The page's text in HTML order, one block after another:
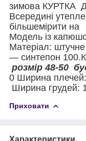
зимова КУРТКА
Всередині
більшемірити на
Модель із
Матеріал:
— синтепон
розмір 48-50
0 Ширина
Ширина грудей:
Приховати
Характеристики